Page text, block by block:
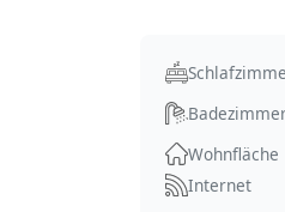
Wohnfläche
Internet